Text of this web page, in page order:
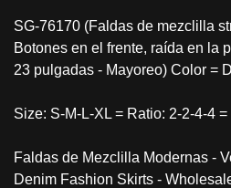
SG-76170 (Faldas de mezclilla
Botones en el frente, raída en la
23 pulgadas - Mayoreo) Color =
Size: S-M-L-XL = Ratio: 2-2-4-4
Faldas de Mezclilla Modernas -
Denim Fashion Skirts -